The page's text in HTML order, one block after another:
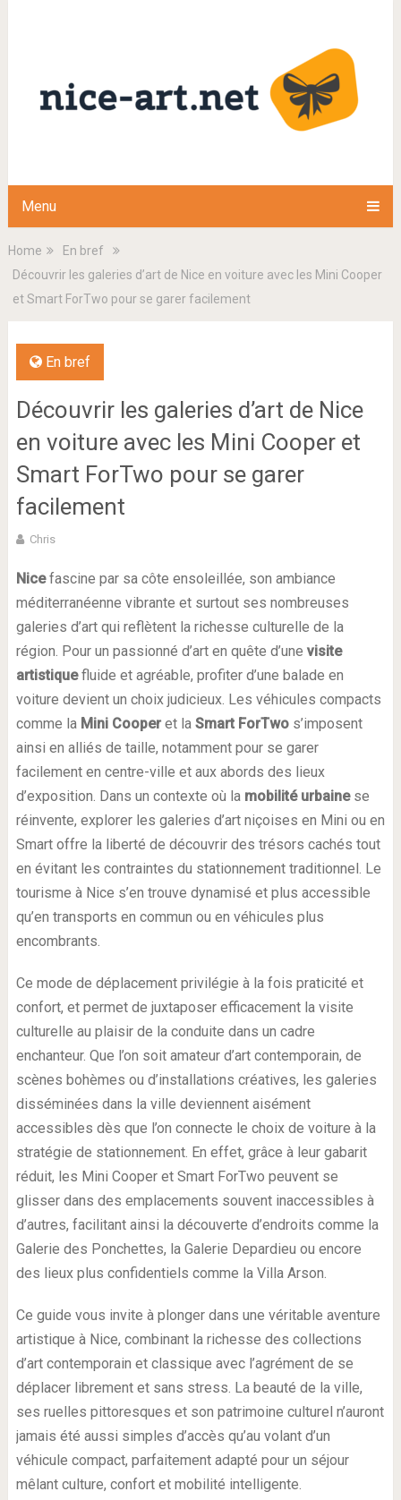
Menu
Home
En bref
Découvrir les galeries d’art de Nice en voiture avec les Mini Cooper
et Smart ForTwo pour se garer facilement
En bref
Découvrir les galeries d’art de Nice
en voiture avec les Mini Cooper et
Smart ForTwo pour se garer
facilement
Chris
Nicefascine par sa côte ensoleillée, son ambiance
méditerranéenne vibrante et surtout ses nombreuses
galeries d’art qui reflètent la richesse culturelle de la
région. Pour un passionné d’art en quête d’une visite
artistiquefluide et agréable, profiter d’une balade en
voiture devient un choix judicieux. Les véhicules compacts
comme la Mini Cooperet la Smart ForTwos’imposent
ainsi en alliés de taille, notamment pour se garer
facilement en centre-ville et aux abords des lieux
d’exposition. Dans un contexte où la mobilité urbainese
réinvente, explorer les galeries d’art niçoises en Mini ou en
Smart offre la liberté de découvrir des trésors cachés tout
en évitant les contraintes du stationnement traditionnel. Le
tourisme à Nice s’en trouve dynamisé et plus accessible
qu’en transports en commun ou en véhicules plus
encombrants.
Ce mode de déplacement privilégie à la fois praticité et
confort, et permet de juxtaposer efficacement la visite
culturelle au plaisir de la conduite dans un cadre
enchanteur. Que l’on soit amateur d’art contemporain, de
scènes bohèmes ou d’installations créatives, les galeries
disséminées dans la ville deviennent aisément
accessibles dès que l’on connecte le choix de voiture à la
stratégie de stationnement. En effet, grâce à leur gabarit
réduit, les Mini Cooper et Smart ForTwo peuvent se
glisser dans des emplacements souvent inaccessibles à
d’autres, facilitant ainsi la découverte d’endroits comme la
Galerie des Ponchettes, la Galerie Depardieu ou encore
des lieux plus confidentiels comme la Villa Arson.
Ce guide vous invite à plonger dans une véritable aventure
artistique à Nice, combinant la richesse des collections
d’art contemporain et classique avec l’agrément de se
déplacer librement et sans stress. La beauté de la ville,
ses ruelles pittoresques et son patrimoine culturel n’auront
jamais été aussi simples d’accès qu’au volant d’un
véhicule compact, parfaitement adapté pour un séjour
mêlant culture, confort et mobilité intelligente.